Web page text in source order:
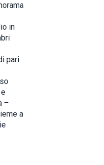
in
pari
–
a